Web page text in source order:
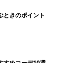
ときのポイント